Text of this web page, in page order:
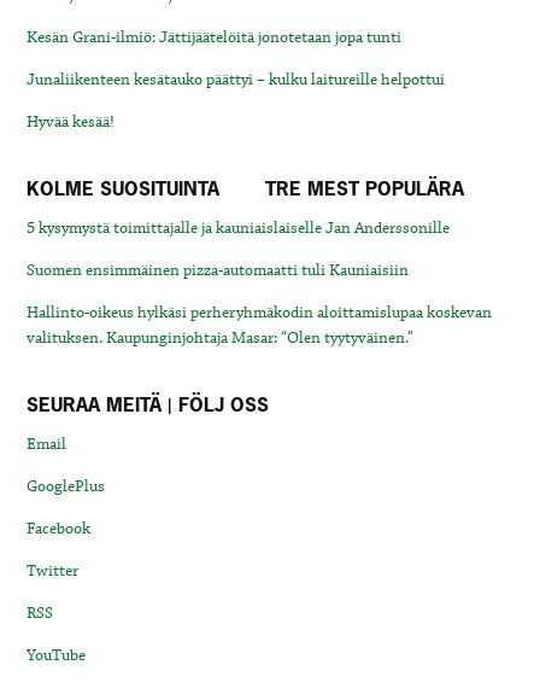
Kesän Grani-ilmiö: Jättijäätelöitä jonotetaan jopa tunti
Junaliikenteen kesätauko päättyi – kulku laitureille helpottui
Hyvää kesää!
KOLME SUOSITUINTA TRE MEST POPULÄRA
5 kysymystä toimittajalle ja kauniaislaiselle Jan Anderssonille
Suomen ensimmäinen pizza-automaatti tuli Kauniaisiin
Hallinto-oikeus hylkäsi perheryhmäkodin aloittamislupaa koskevan
valituksen. Kaupunginjohtaja Masar: “Olen tyytyväinen.”
SEURAA MEITÄ | FÖLJ OSS
Email
GooglePlus
Facebook
Twitter
RSS
YouTube